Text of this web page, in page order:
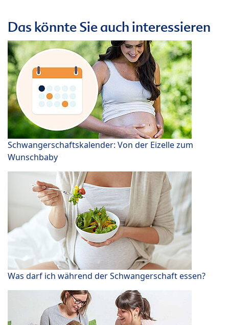
Das könnte Sie auch interessieren
Schwangerschaftskalender: Von der Eizelle zum
Wunschbaby
Was darf ich während der Schwangerschaft essen?